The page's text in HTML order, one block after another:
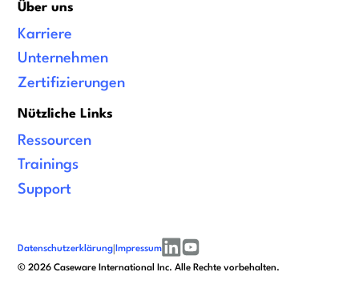
Über uns
Karriere
Unternehmen
Zertifizierungen
Nützliche Links
Ressourcen
Trainings
Support
©2026 Caseware International Inc. Alle Rechte vorbehalten.
Datenschutzerklärung | Impressum
linkedinyoutube